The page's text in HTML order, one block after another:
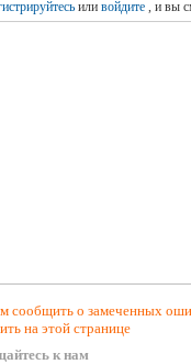
или войдите, и вы
сообщить о замеченных
на этой странице
к нам